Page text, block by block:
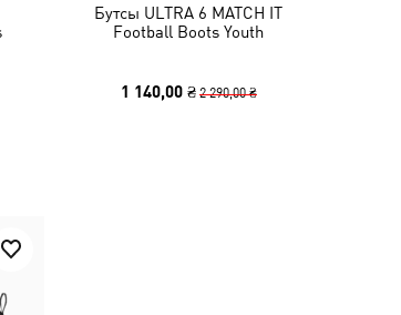
Бутсы ULTRA 6 MATCH IT
Football Boots Youth
1 140,00 ₴ 2 290,00 ₴